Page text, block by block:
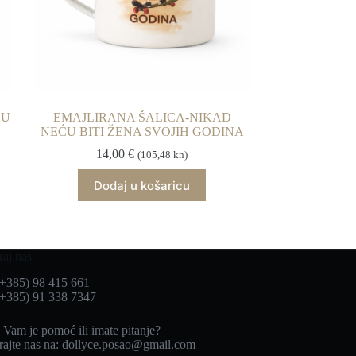
EMAJLIRANA ŠALICA-NIKAD
NEĆU BITI ŽENA SVOJIH GODINA
14,00€ (105,48 kn)
Dodaj u košaricu
98 415 661
91 338 7347
Vam je pomoć ili imate pitanje?
nas na: dollyce.posao@gmail.com